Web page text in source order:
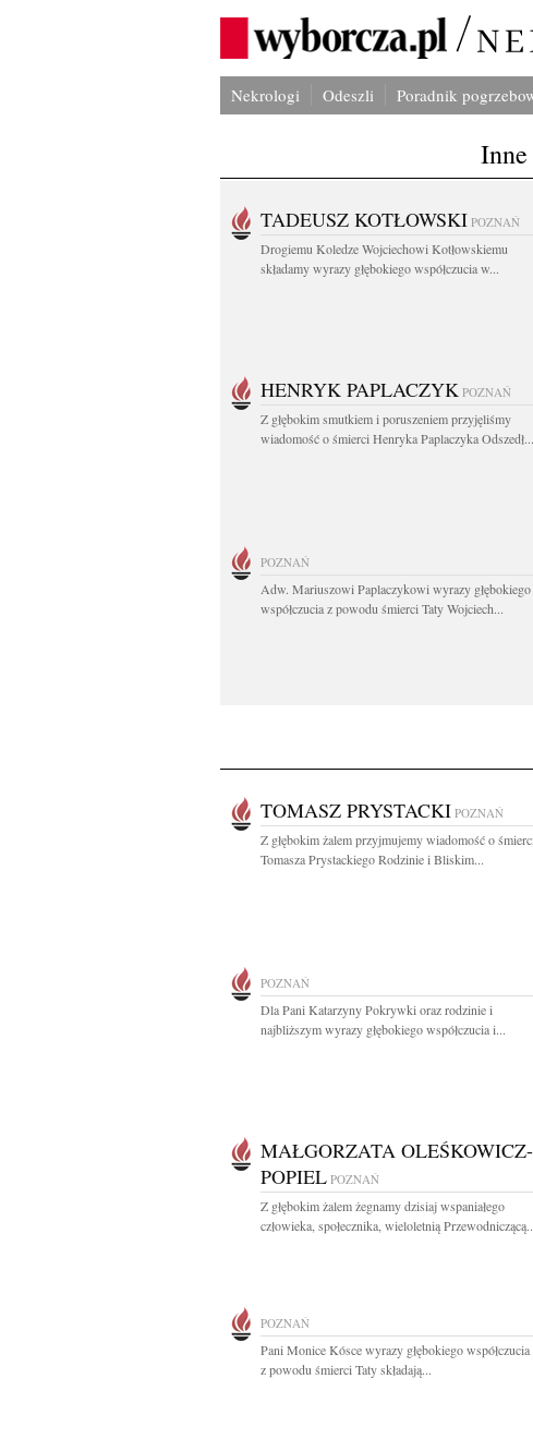
Nekrologi Odeszli Poradnik
TADEUSZ KOTŁOWSKI POZNAŃ
Drogiemu Koledze Wojciechowi Kotłowskiemu
składamy wyrazy głębokiego współczucia w...
HENRYK PAPLACZYK POZNAŃ
Z głębokim smutkiem i poruszeniem przyjęliśmy
wiadomość o śmierci Henryka Paplaczyka Odszedł...
POZNAŃ
Adw. Mariuszowi Paplaczykowi wyrazy głębokiego
współczucia z powodu śmierci Taty Wojciech...
TOMASZ PRYSTACKI POZNAŃ
Z głębokim żalem przyjmujemy wiadomość o śmierci
Tomasza Prystackiego Rodzinie i Bliskim...
POZNAŃ
Dla Pani Katarzyny Pokrywki oraz rodzinie i
najbliższym wyrazy głębokiego współczucia i...
MAŁGORZATA OLEŚKOWICZ-
POPIEL POZNAŃ
Z głębokim żalem żegnamy dzisiaj wspaniałego
człowieka, społecznika, wieloletnią
POZNAŃ
Pani Monice Kósce wyrazy głębokiego współczucia
z powodu śmierci Taty składają...